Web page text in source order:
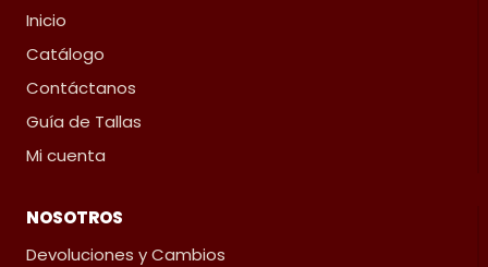
Inicio
Catálogo
Contáctanos
Guía de Tallas
Mi cuenta
NOSOTROS
Devoluciones y Cambios